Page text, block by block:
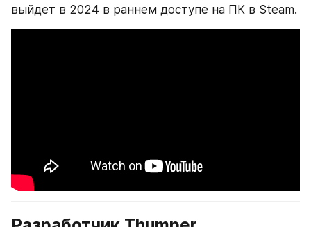
выйдет в 2024 в раннем доступе на ПК в Steam.